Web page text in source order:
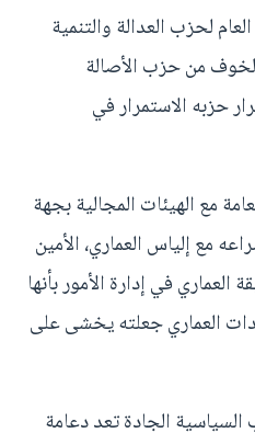
لحزب العدالة والتنمية
من حزب الأصالة
حزبه الاستمرار في
مع الهيئات المجالية بجهة
مع إلياس العماري، الأمين
العماري في إدارة الأمور بأنها
العماري جعلته يخشى على
السياسية الجادة تعد دعامة